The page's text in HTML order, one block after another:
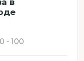
- 100